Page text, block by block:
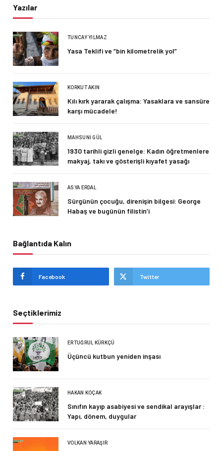
Yazılar
TUNCAY YILMAZ
Yasa Teklifi ve “bin kilometrelik yol”
KORKUT AKIN
Kılı kırk yararak çalışma: Yasaklara ve sansüre
karşı mücadele!
MAHSUNI GÜL
1930 tarihli gizli genelge: Kadın öğretmenlere
makyaj, takı ve gösterişli kıyafet yasağı
ASYA ERDAL
Sürgünün çocuğu, direnişin bilgesi: George
Habaş ve bugünün filistin’i
Bağlantıda Kalın
Facebook Twitter
Seçtiklerimiz
ERTUĞRUL KÜRKÇÜ
Üçüncü kutbun yeniden inşası
HAKAN KOÇAK
Sınıfın kayıp asabiyesi ve sendikal arayışlar :
Yapı, dönem, duygular
VOLKAN YARAŞIR